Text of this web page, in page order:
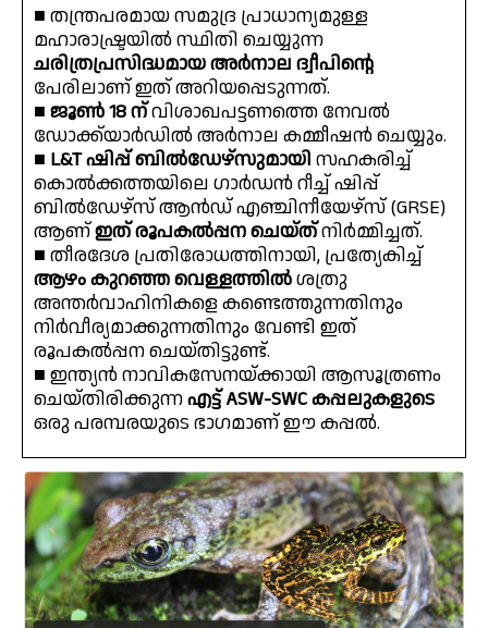
■ തന്ത്രപരമായ സമുദ്ര പ്രാധാന്യമുള്ള
മഹാരാഷ്ട്രയിൽ സ്ഥിതി ചെയ്യുന്ന
ചരിത്രപ്രസിദ്ധമായ അർനാല ദ്വീപിന്റെ
പേരിലാണ് ഇത് അറിയപ്പെടുന്നത്.
■ ജൂൺ 18 ന്വിശാഖപട്ടണത്തെ നേവൽ
ഡോക്ക്‌യാർഡിൽ അർനാല കമ്മീഷൻ ചെയ്യും.
■ L&T ഷിപ്പ് ബിൽഡേഴ്‌സുമായി സഹകരിച്ച്
കൊൽക്കത്തയിലെ ഗാർഡൻ റീച്ച് ഷിപ്പ്
ബിൽഡേഴ്‌സ് ആൻഡ് എഞ്ചിനീയേഴ്‌സ് (GRSE)
ആണ്ഇത് രൂപകൽപ്പന ചെയ്ത്നിർമ്മിച്ചത്.
■ തീരദേശ പ്രതിരോധത്തിനായി, പ്രത്യേകിച്ച്
ആഴം കുറഞ്ഞ വെള്ളത്തിൽശത്രു
അന്തർവാഹിനികളെ കണ്ടെത്തുന്നതിനും
നിർവീര്യമാക്കുന്നതിനും വേണ്ടി ഇത്
രൂപകൽപ്പന ചെയ്തിട്ടുണ്ട്.
■ ഇന്ത്യൻ നാവികസേനയ്ക്കായി ആസൂത്രണം
ചെയ്തിരിക്കുന്നഎട്ട് ASW-SWC കപ്പലുകളുടെ
ഒരു പരമ്പരയുടെ ഭാഗമാണ് ഈ കപ്പൽ.